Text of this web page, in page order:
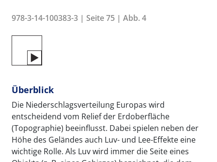
978-3-14-100383-3 | Seite 75 | Abb. 4
Überblick
Die Niederschlagsverteilung Europas wird
entscheidend vom Relief der Erdoberfläche
(Topographie) beeinflusst. Dabei spielen neben der
Höhe des Geländes auch Luv- und Lee-Effekte eine
wichtige Rolle. Als Luv wird immer die Seite eines